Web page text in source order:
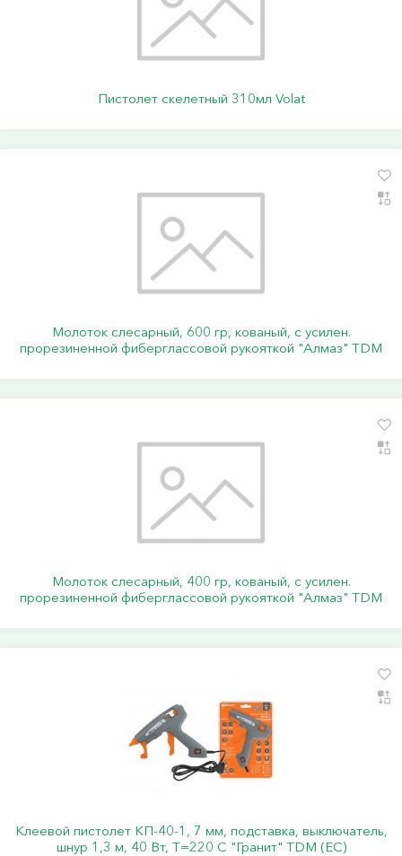
Пистолет скелетный 310мл Volat
Молоток слесарный, 600 гр, кованый, с усилен.
прорезиненной фиберглассовой рукояткой "Алмаз" TDM
Молоток слесарный, 400 гр, кованый, с усилен.
прорезиненной фиберглассовой рукояткой "Алмаз" TDM
Клеевой пистолет КП-40-1, 7 мм, подставка, выключатель,
шнур 1,3 м, 40 Вт, Т=220 С "Гранит" TDM (ЕС)